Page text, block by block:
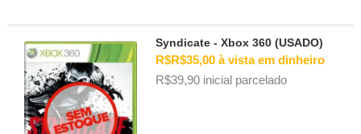
Syndicate - Xbox 360 (USADO)
R$R$35,00 à vista em dinheiro
R$39,90 inicial parcelado